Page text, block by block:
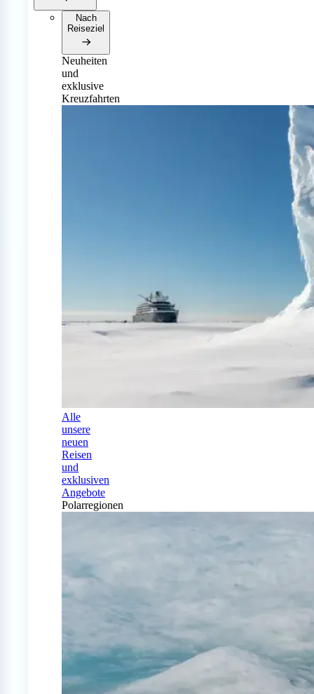
Nach
Reiseziel
Neuheiten
und
exklusive
Kreuzfahrten
Alle
unsere
neuen
Reisen
und
exklusiven
Angebote
Polarregionen